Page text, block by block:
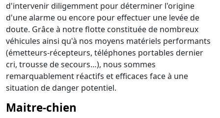
d'intervenir diligemment pour déterminer l'origine
d'une alarme ou encore pour effectuer une levée de
doute. Grâce à notre flotte constituée de nombreux
véhicules ainsi qu'à nos moyens matériels performants
(émetteurs-récepteurs, téléphones portables dernier
cri, trousse de secours…), nous sommes
remarquablement réactifs et efficaces face à une
situation de danger potentiel.
Maitre-chien